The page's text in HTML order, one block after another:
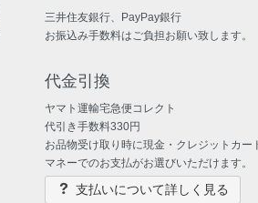
三井住友銀行、PayPay銀行
お振込み手数料はご負担お願い致します。
代金引換
ヤマト運輸宅急便コレクト
代引き手数料330円
お品物受け取り時に現金・クレジットカー
マネーでのお支払がお選びいただけます。
支払いについて詳しく見る